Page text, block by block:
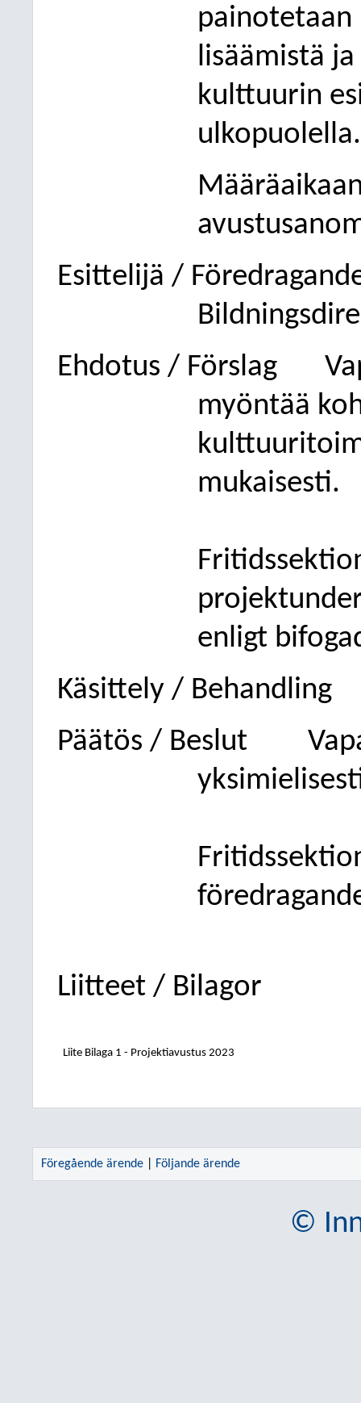
lisäämistä
kulttuurin
ulkopuolella.
Esittelijä /
Ehdotus / Förslag
myöntää
mukaisesti.
enligt
Käsittely / Behandling
Päätös / Beslut
Liitteet / Bilagor
Liite Bilaga 1 - Projektiavustus 2023
Föregående ärende Följande ärende
©